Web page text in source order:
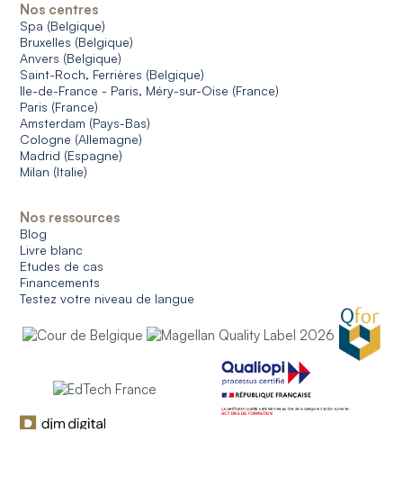
Nos centres
Spa (Belgique)
Bruxelles (Belgique)
Anvers (Belgique)
Saint-Roch, Ferrières (Belgique)
Ile-de-France - Paris, Méry-sur-Oise (France)
Paris (France)
Amsterdam (Pays-Bas)
Cologne (Allemagne)
Madrid (Espagne)
Milan (Italie)
Nos ressources
Blog
Livre blanc
Etudes de cas
Financements
Testez votre niveau de langue